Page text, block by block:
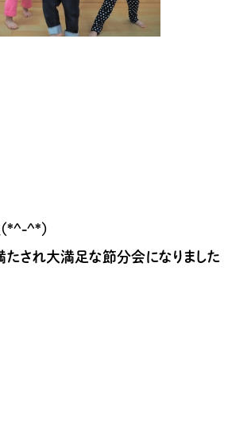
(*^-^*)
たされ大満足な節分会になりました